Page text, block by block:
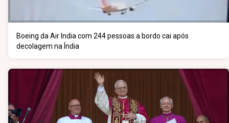
Boeing da Air India com 244 pessoas a bordo cai após
decolagem na Índia